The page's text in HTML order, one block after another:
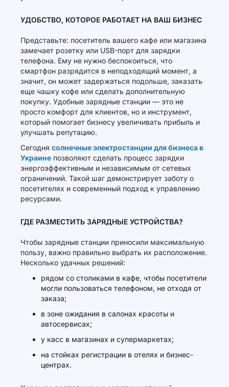
УДОБСТВО, КОТОРОЕ РАБОТАЕТ НА ВАШ БИЗНЕС
Представьте: посетитель вашего кафе или магазина
замечает розетку или USB-порт для зарядки
телефона. Ему не нужно беспокоиться, что
смартфон разрядится в неподходящий момент, а
значит, он может задержаться подольше, заказать
еще чашку кофе или сделать дополнительную
покупку. Удобные зарядные станции — это не
просто комфорт для клиентов, но и инструмент,
который помогает бизнесу увеличивать прибыль и
улучшать репутацию.
Сегодня солнечные электростанции для бизнеса в
Украине позволяют сделать процесс зарядки
энергоэффективным и независимым от сетевых
ограничений. Такой шаг демонстрирует заботу о
посетителях и современный подход к управлению
ресурсами.
ГДЕ РАЗМЕСТИТЬ ЗАРЯДНЫЕ УСТРОЙСТВА?
Чтобы зарядные станции приносили максимальную
пользу, важно правильно выбрать их расположение.
Несколько удачных решений:
рядом со столиками в кафе, чтобы посетители
могли пользоваться телефоном, не отходя от
заказа;
в зоне ожидания в салонах красоты и
автосервисах;
у касс в магазинах и супермаркетах;
на стойках регистрации в отелях и бизнес-
центрах.